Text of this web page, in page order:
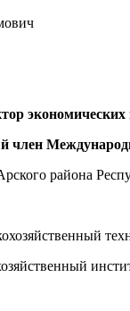
член
района